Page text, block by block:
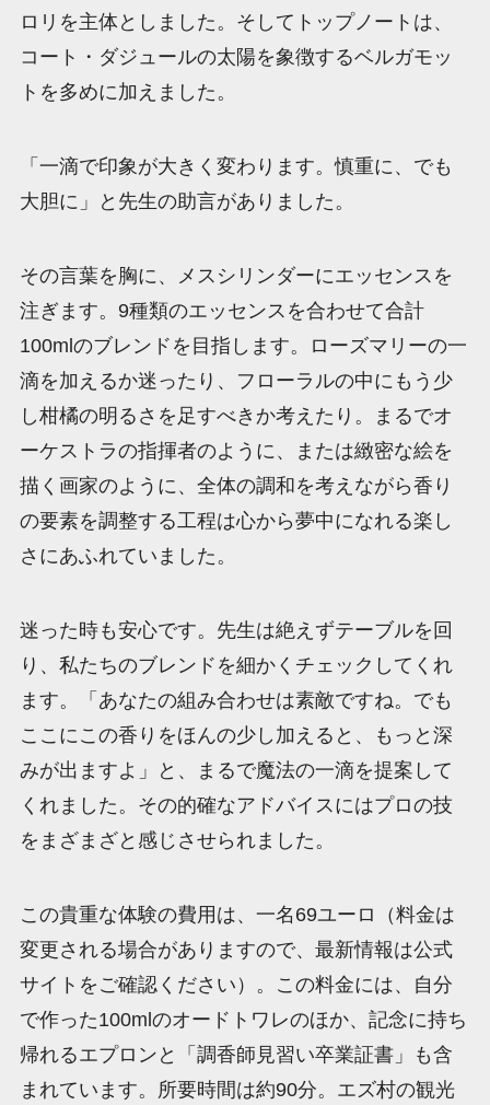
ロリを主体としました。そしてトップノートは、
コート・ダジュールの太陽を象徴するベルガモッ
トを多めに加えました。
「一滴で印象が大きく変わります。慎重に、でも
大胆に」と先生の助言がありました。
その言葉を胸に、メスシリンダーにエッセンスを
注ぎます。9種類のエッセンスを合わせて合計
100mlのブレンドを目指します。ローズマリーの一
滴を加えるか迷ったり、フローラルの中にもう少
し柑橘の明るさを足すべきか考えたり。まるでオ
ーケストラの指揮者のように、または緻密な絵を
描く画家のように、全体の調和を考えながら香り
の要素を調整する工程は心から夢中になれる楽し
さにあふれていました。
迷った時も安心です。先生は絶えずテーブルを回
り、私たちのブレンドを細かくチェックしてくれ
ます。「あなたの組み合わせは素敵ですね。でも
ここにこの香りをほんの少し加えると、もっと深
みが出ますよ」と、まるで魔法の一滴を提案して
くれました。その的確なアドバイスにはプロの技
をまざまざと感じさせられました。
この貴重な体験の費用は、一名69ユーロ（料金は
変更される場合がありますので、最新情報は公式
サイトをご確認ください）。この料金には、自分
で作った100mlのオードトワレのほか、記念に持ち
帰れるエプロンと「調香師見習い卒業証書」も含
まれています。所要時間は約90分。エズ村の観光